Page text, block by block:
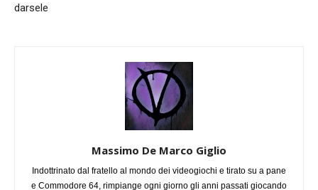
darsele
Massimo De Marco Giglio
Indottrinato dal fratello al mondo dei videogiochi e tirato su a pane
e Commodore 64, rimpiange ogni giorno gli anni passati giocando